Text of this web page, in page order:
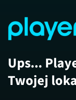
Ups...
Twojej